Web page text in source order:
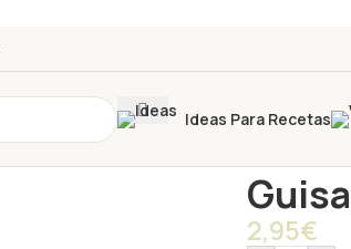
Ideas Para Recetas
2,95€